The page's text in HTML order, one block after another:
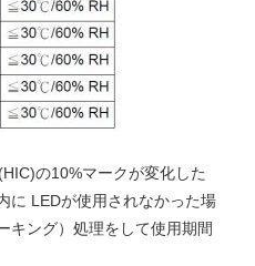
の10%マークが変化した
に LEDが使用されなかった場
キング）処理をして使用期間